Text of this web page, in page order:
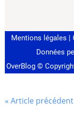
« Article précédent